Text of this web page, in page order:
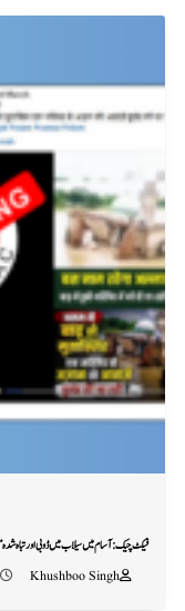
فیکٹ چیک: آسام میں سیلاب میں ڈوبی اور تباہ
Khushboo Singh